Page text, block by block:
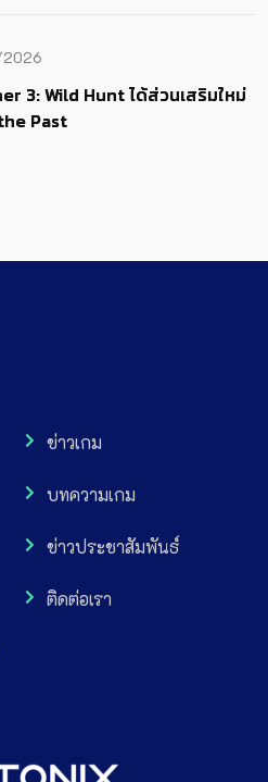
3: Wild Hunt ได้ส่วนเสริมใหม่
Past
ข่าวเกม
บทความเกม
ข่าวประชาสัมพันธ์
ติดต่อเรา